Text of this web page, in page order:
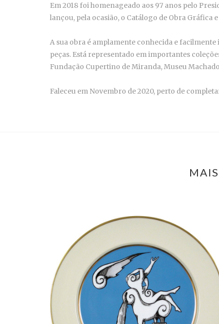
Em 2018 foi homenageado aos 97 anos pelo
lançou, pela ocasião, o Catálogo de Obra Gráfica
A sua obra é amplamente conhecida e
peças. Está representado em importantes
Fundação Cupertino de Miranda, Museu
Faleceu em Novembro de 2020, perto de